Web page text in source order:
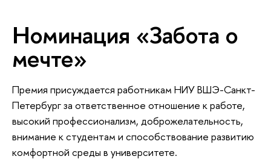
Номинация «Забота о
мечте»
Премия присуждается работникам НИУ ВШЭ-Санкт-
Петербург за ответственное отношение к работе,
высокий профессионализм, доброжелательность,
внимание к студентам и способствование развитию
комфортной среды в университете.